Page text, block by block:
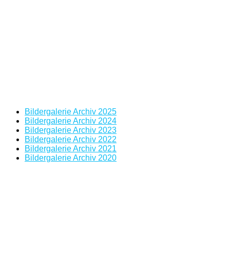
Bildergalerie Archiv 2025
Bildergalerie Archiv 2024
Bildergalerie Archiv 2023
Bildergalerie Archiv 2022
Bildergalerie Archiv 2021
Bildergalerie Archiv 2020